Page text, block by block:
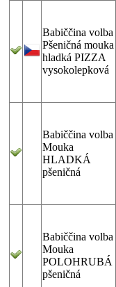
Babiččina volba
Pšeničná mouka
hladká PIZZA
vysokolepková
Babiččina volba
Mouka
HLADKÁ
pšeničná
Babiččina volba
Mouka
POLOHRUBÁ
pšeničná